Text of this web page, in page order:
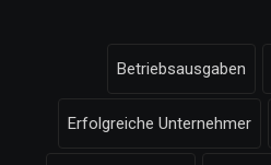
Betriebsausgaben
Erfolgreiche Unternehmer